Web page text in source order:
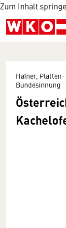
Zum Inhalt
Hafner,
Bundesinnung